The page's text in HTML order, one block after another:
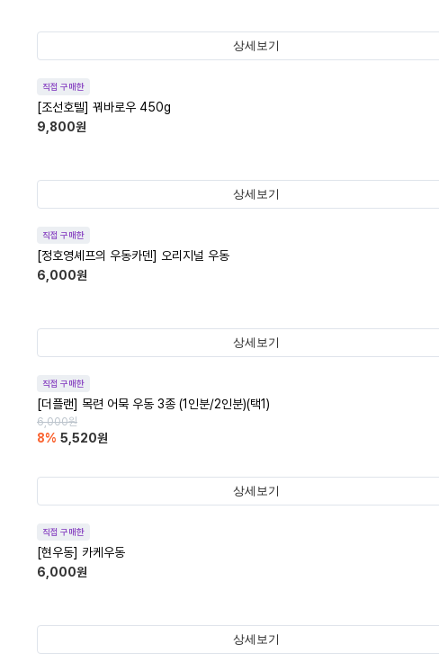
상세보기
직접 구매한
[조선호텔] 꿔바로우 450g
9,800원
상세보기
직접 구매한
[정호영셰프의 우동카덴] 오리지널 우동
6,000원
상세보기
직접 구매한
[더플랜] 목련 어묵 우동 3종 (1인분/2인분)(택1)
6,000원
8% 5,520원
상세보기
직접 구매한
[현우동] 카케우동
6,000원
상세보기